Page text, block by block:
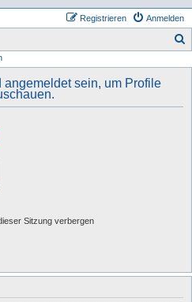
Anmelden
Registrieren
angemeldet sein, um Profile
Sitzung verbergen